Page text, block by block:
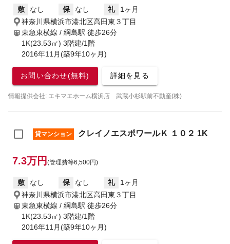
敷 なし 保 なし 礼
1ヶ月
神奈川県横浜市港北区高田東３丁目
東急東横線 / 綱島駅 徒歩26分
1K(23.53㎡) 3階建/1階
2016年11月(築9年10ヶ月)
お問い合わせ(無料) 詳細を見る
情報提供会社: エキマエホーム横浜店 武蔵小杉駅前不動産(株)
貸マンション クレイノエスポワールＫ １０２ 1K
7.3万円 (管理費等6,500円)
敷 なし 保 なし 礼
1ヶ月
神奈川県横浜市港北区高田東３丁目
東急東横線 / 綱島駅 徒歩26分
1K(23.53㎡) 3階建/1階
2016年11月(築9年10ヶ月)